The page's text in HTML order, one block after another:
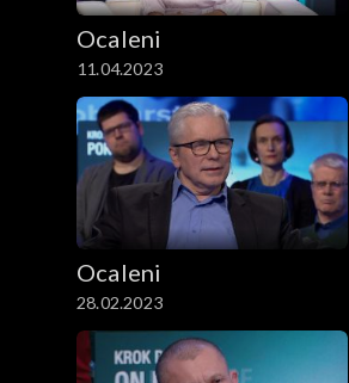
Ocaleni
11.04.2023
Ocaleni
28.02.2023